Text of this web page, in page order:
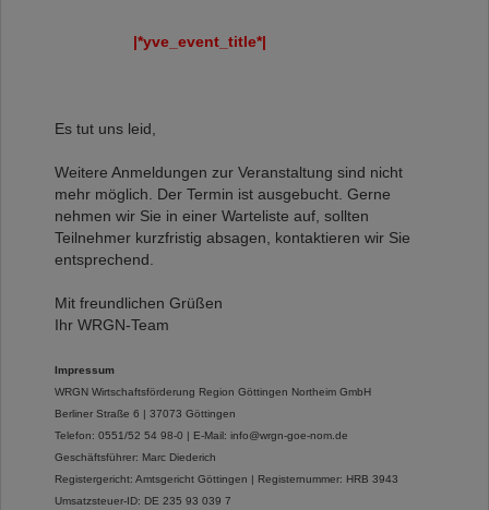
|*yve_event_title*|
Es tut uns leid,
Weitere Anmeldungen zur Veranstaltung sind nicht
mehr möglich. Der Termin ist ausgebucht. Gerne
nehmen wir Sie in einer Warteliste auf, sollten
Teilnehmer kurzfristig absagen, kontaktieren wir Sie
entsprechend.
Mit freundlichen Grüßen
Ihr WRGN-Team
Impressum
WRGN Wirtschaftsförderung Region Göttingen Northeim GmbH
Berliner Straße 6 | 37073 Göttingen
Telefon: 0551/52 54 98-0 | E-Mail: info@wrgn-goe-nom.de
Geschäftsführer: Marc Diederich
Registergericht: Amtsgericht Göttingen | Registernummer: HRB 3943
Umsatzsteuer-ID: DE 235 93 039 7